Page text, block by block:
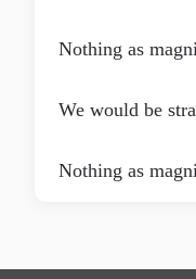
Nothing as
We would be
Nothing as